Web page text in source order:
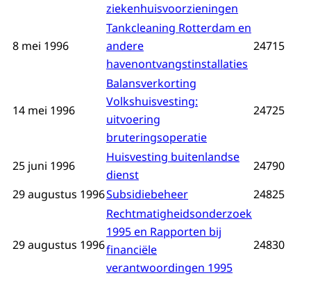
ziekenhuisvoorzieningen
8 mei 1996
Tankcleaning Rotterdam en
andere
havenontvangstinstallaties
24715
14 mei 1996
Balansverkorting
Volkshuisvesting:
uitvoering
bruteringsoperatie
24725
25 juni 1996
Huisvesting buitenlandse
dienst
24790
29 augustus 1996Subsidiebeheer 24825
29 augustus 1996
Rechtmatigheidsonderzoek
1995 en Rapporten bij
financiële
verantwoordingen 1995
24830